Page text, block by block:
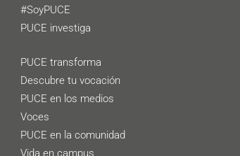
#SoyPUCE
PUCE investiga
PUCE transforma
Descubre tu vocación
PUCE en los medios
Voces
PUCE en la comunidad
Vida en campus